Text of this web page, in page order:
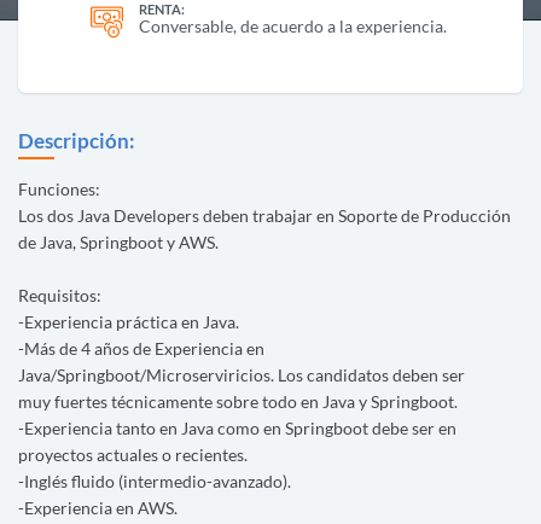
RENTA:
Conversable, de acuerdo a la experiencia.
Descripción:
Funciones:
Los dos Java Developers deben trabajar en Soporte de Producción
de Java, Springboot y AWS.
Requisitos:
-Experiencia práctica en Java.
-Más de 4 años de Experiencia en
Java/Springboot/Microserviricios. Los candidatos deben ser
muy fuertes técnicamente sobre todo en Java y Springboot.
-Experiencia tanto en Java como en Springboot debe ser en
proyectos actuales o recientes.
-Inglés fluido (intermedio-avanzado).
-Experiencia en AWS.